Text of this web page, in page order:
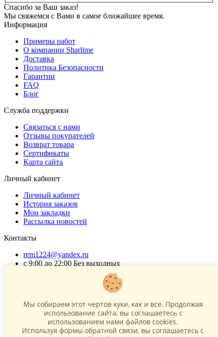
Спасибо за Ваш заказ!
Мы свяжемся с Вами в самое ближайшее время.
Информация
Примеры работ
О компании Sharlime
Доставка
Политика Безопасности
Гарантии
FAQ
Блог
Служба поддержки
Связаться с нами
Отзывы покупателей
Возврат товара
Сертификаты
Карта сайта
Личный кабинет
Личный кабинет
История заказов
Мои закладки
Рассылка новостей
Контакты
rem1224@yandex.ru
с 9:00 до 22:00 Без выходных
Г. Москва ул. Коровинское шоссе 35 стр 2
ОГРНИП 318502900040868
(с) 2015 - 2026 “SharLime”, копирование контента запрещено и
преследуется законом!
Мы собираем этот чертов куки, как и все. Продолжая
использование сайта, вы соглашаетесь c
использованием нами файлов cookies.
Используя формы обратной связи, вы соглашаетесь с